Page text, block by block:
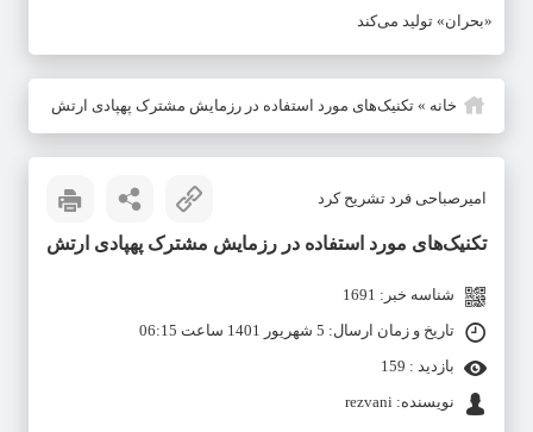
«بحران» تولید می‌کند
خانه » تکنیک‌های مورد استفاده در رزمایش مشترک پهپادی ارتش
امیرصباحی فرد تشریح کرد
تکنیک‌های مورد استفاده در رزمایش مشترک پهپادی ارتش
شناسه خبر: 1691
تاریخ و زمان ارسال: 5 شهریور 1401 ساعت 06:15
بازدید : 159
نویسنده: rezvani